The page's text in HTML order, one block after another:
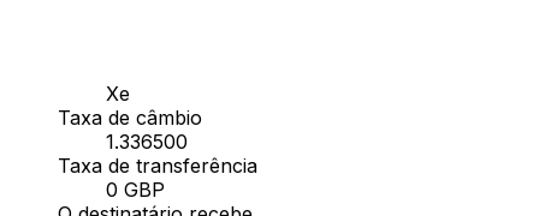
Xe
Taxa de câmbio
1.336500
Taxa de transferência
0 GBP